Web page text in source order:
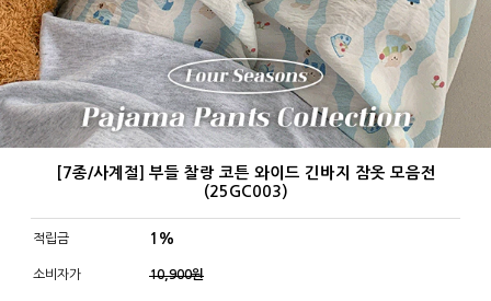
[7종/사계절] 부들 찰랑 코튼 와이드 긴바지 잠옷 모음전
(25GC003)
적립금 1%
소비자가 10,900원